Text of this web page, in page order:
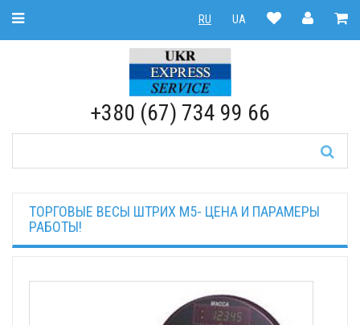
Toggle Navigation UA
RU |
RU
+380 (67) 734 99 66
ТОРГОВЫЕ ВЕСЫ ШТРИХ М5- ЦЕНА И ПАРАМЕРЫ
РАБОТЫ!